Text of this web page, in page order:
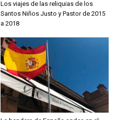
Los viajes de las reliquias de los
Santos Niños Justo y Pastor de 2015
a 2018